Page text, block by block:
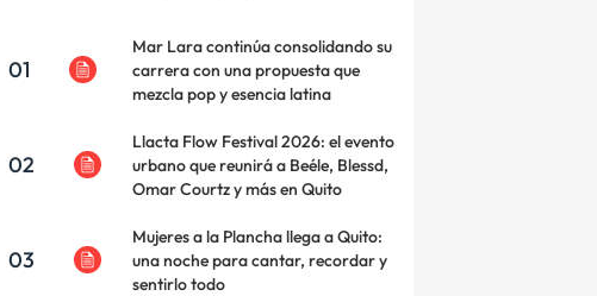
01
Mar Lara continúa consolidando su
carrera con una propuesta que
mezcla pop y esencia latina
02
Llacta Flow Festival 2026: el evento
urbano que reunirá a Beéle, Blessd,
Omar Courtz y más en Quito
03
Mujeres a la Plancha llega a Quito:
una noche para cantar, recordar y
sentirlo todo